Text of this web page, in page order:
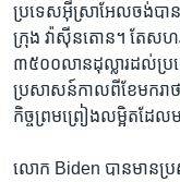
ប្រទេស​អ៊ីស្រាអែល​ចង់​បាន​
ក្រុង វ៉ាស៊ីនតោន។ តែសហ
៣៥០០​លាន​ដុល្លារ​ដល់​ប្រ
ប្រសាសន៍​កាល​ពី​ខែ​មករា​
កិច្ចព្រមព្រៀង​លម្អិត​ដែល​
លោក Biden​ បាន​មាន​ប្